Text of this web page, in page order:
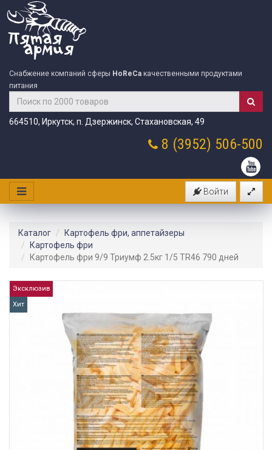
Снабжение компаний сферы HoReCa качественными продуктами
питания
664510, Иркутск, п. Дзержинск, Стахановская, 49
8 (3952) 506-500
Войти
Каталог
Картофель фри, аппетайзеры
Картофель фри
Картофель фри 9/9 Триумф 2.5кг 1/5 TR46 790 дней
Эксклюзив
Хит